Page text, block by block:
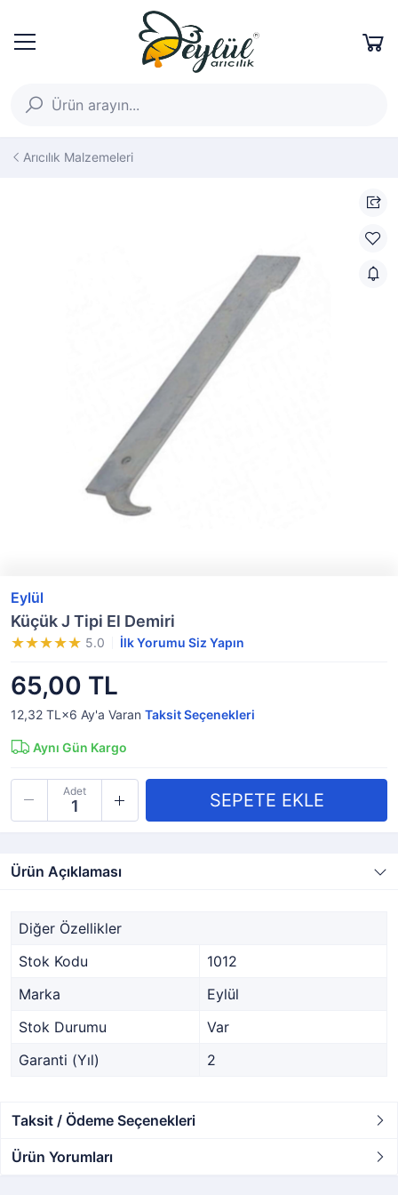
Arıcılık Malzemeleri
Eylül
Küçük J Tipi El Demiri
5.0 İlk Yorumu Siz Yapın
65,00 TL
12,32 TL×6 Ay'a Varan Taksit Seçenekleri
Aynı Gün Kargo
Adet
Ürün Açıklaması
Diğer Özellikler
Stok Kodu
1012
Marka
Eylül
Stok Durumu
Var
Garanti (Yıl)
2
Taksit / Ödeme Seçenekleri
Ürün Yorumları